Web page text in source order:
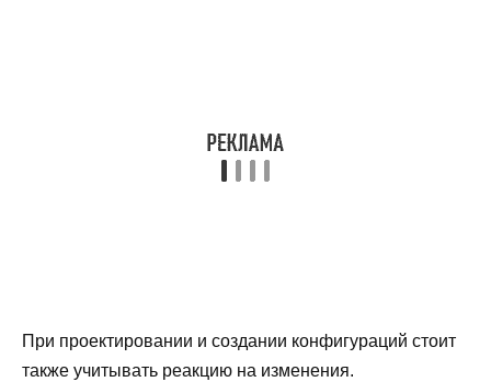
При проектировании и создании конфигураций стоит
также учитывать реакцию на изменения.